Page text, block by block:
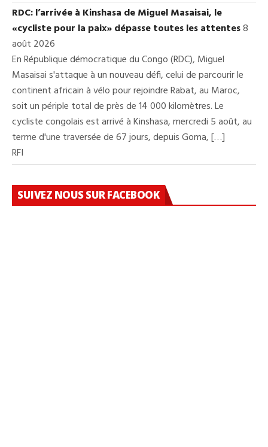
RDC: l’arrivée à Kinshasa de Miguel Masaisai, le
«cycliste pour la paix» dépasse toutes les attentes8
août 2026
En République démocratique du Congo (RDC), Miguel
Masaisai s'attaque à un nouveau défi, celui de parcourir le
continent africain à vélo pour rejoindre Rabat, au Maroc,
soit un périple total de près de 14 000 kilomètres. Le
cycliste congolais est arrivé à Kinshasa, mercredi 5 août, au
terme d'une traversée de 67 jours, depuis Goma, […]
RFI
SUIVEZ NOUS SUR FACEBOOK